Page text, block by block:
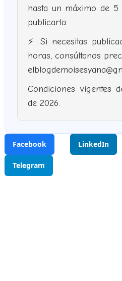
hasta un máximo de
publicarla.
⚡ Si necesitas
horas, consúltanos
Condiciones vigentes
de 2026.
Facebook LinkedIn
Telegram